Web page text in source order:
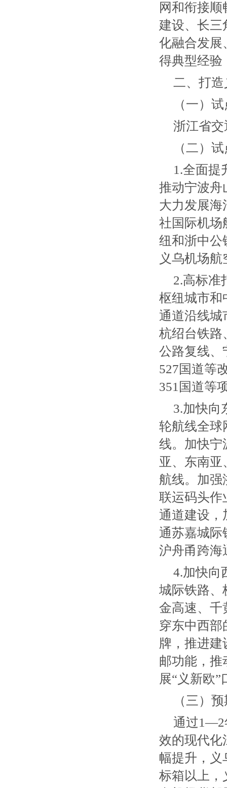
网和衔接
建设、长三
化融合发展
得典型经验
二、打
（一）
浙江省
（二）
1.全面提
推动宁波舟
大力发展海
社国际机场
纽和浙中公
义乌机场
2.高标准
枢纽城市和
通道沿线城
杭绍台铁路
公路复线、
527国道等
351国道等
3.加快向
轮航线全球
线。加快宁
亚、东南亚
航线。加强
联运码头作
通道建设，
通苏嘉城际
沪舟甬跨海
4.加快向
城际铁路、
金高速、千
穿东中西部
牌，推进建
邮功能，推
展“义新欧
（三）
通过1—2
效的现代化
幅提升，义
标箱以上，